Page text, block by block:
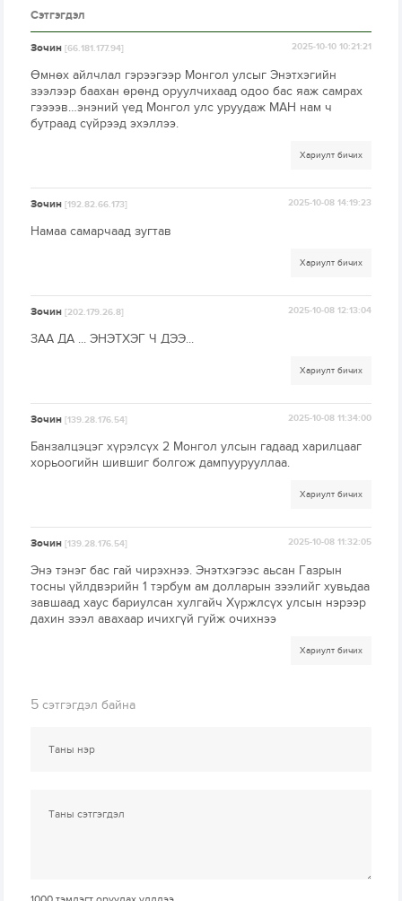
Сэтгэгдэл
Зочин[66.181.177.94] 2025-10-10 10:21:21
Өмнөх айлчлал гэрээгээр Монгол улсыг Энэтхэгийн
зээлээр баахан өрөнд оруулчихаад одоо бас яаж самрах
гээээв…энэний үед Монгол улс уруудаж МАН нам ч
бутраад сүйрээд эхэллээ.
Хариулт бичих
Зочин[192.82.66.173] 2025-10-08 14:19:23
Намаа самарчаад зугтав
Хариулт бичих
Зочин[202.179.26.8] 2025-10-08 12:13:04
ЗАА ДА ... ЭНЭТХЭГ Ч ДЭЭ...
Хариулт бичих
Зочин[139.28.176.54] 2025-10-08 11:34:00
Банзалцэцэг хүрэлсүх 2 Монгол улсын гадаад харилцааг
хорьоогийн шившиг болгож дампуурууллаа.
Хариулт бичих
Зочин[139.28.176.54] 2025-10-08 11:32:05
Энэ тэнэг бас гай чирэхнээ. Энэтхэгээс аьсан Газрын
тосны үйлдвэрийн 1 тэрбум ам долларын зээлийг хувьдаа
завшаад хаус бариулсан хулгайч Хүржлсүх улсын нэрээр
дахин зээл авахаар ичихгүй гуйж очихнээ
Хариулт бичих
5 сэтгэгдэл байна